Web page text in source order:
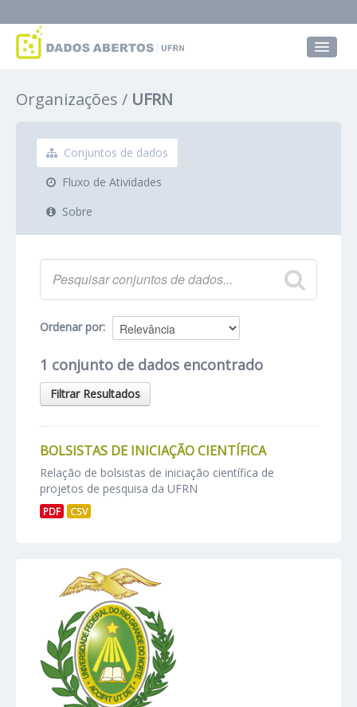
Grupos
Sobre
Organizações UFRN
Conjuntos de dados
Fluxo de Atividades
Sobre
Ordenar por
1 conjunto de dados encontrado
Filtrar Resultados
BOLSISTAS DE INICIAÇÃO CIENTÍFICA
Relação de bolsistas de iniciação científica de
projetos de pesquisa da UFRN
PDF CSV